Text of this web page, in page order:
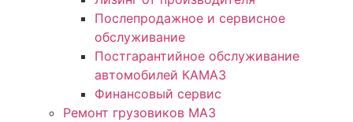
Послепродажное и сервисное
обслуживание
Постгарантийное обслуживание
автомобилей КАМАЗ
Финансовый сервис
Ремонт грузовиков МАЗ